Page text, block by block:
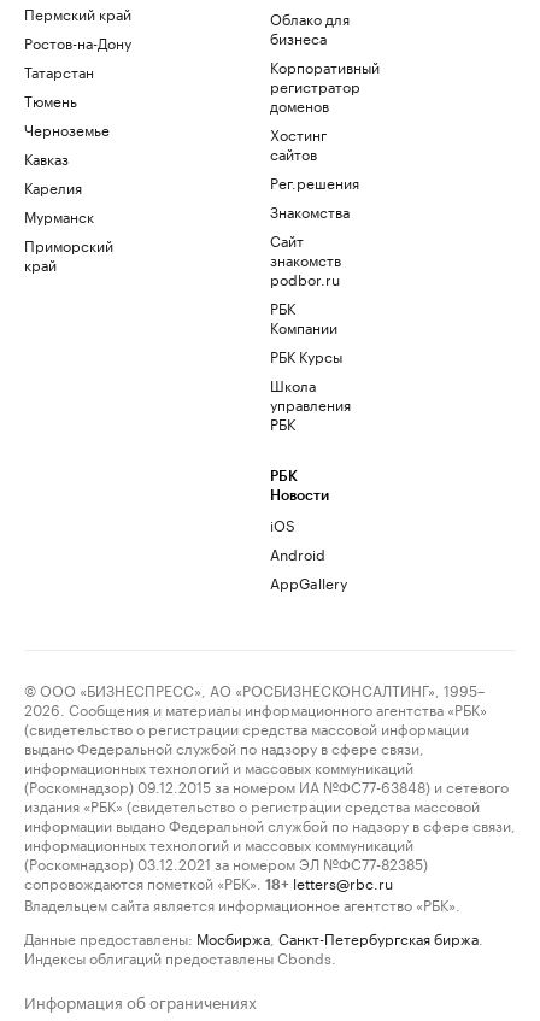
Пермский край
Ростов-на-Дону
Татарстан
Тюмень
Черноземье
Кавказ
Карелия
Мурманск
Приморский
край
Облако для
бизнеса
Корпоративный
регистратор
доменов
Хостинг
сайтов
Рег.решения
Знакомства
Сайт
знакомств
podbor.ru
РБК
Компании
РБК Курсы
Школа
управления
РБК
РБК
Новости
iOS
Android
AppGallery
© ООО «БИЗНЕСПРЕСС», АО «РОСБИЗНЕСКОНСАЛТИНГ», 1995–
2026. Сообщения и материалы информационного агентства «РБК»
(свидетельство о регистрации средства массовой информации
выдано Федеральной службой по надзору в сфере связи,
информационных технологий и массовых коммуникаций
(Роскомнадзор) 09.12.2015 за номером ИА №ФС77-63848) и сетевого
издания «РБК» (свидетельство о регистрации средства массовой
информации выдано Федеральной службой по надзору в сфере связи,
информационных технологий и массовых коммуникаций
(Роскомнадзор) 03.12.2021 за номером ЭЛ №ФС77-82385)
сопровождаются пометкой «РБК».
18+ letters@rbc.ru
Владельцем сайта является информационное агентство «РБК».
Данные предоставлены: Мосбиржа Санкт-Петербургская биржа
Индексы облигаций предоставлены Cbonds.
Информация об ограничениях